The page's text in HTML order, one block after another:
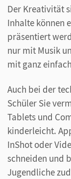
Der Kreativität
Inhalte können
präsentiert
nur mit Musik
mit ganz
Auch bei der
Schüler Sie
Tablets und
kinderleicht.
InShot oder
schneiden und
Jugendliche